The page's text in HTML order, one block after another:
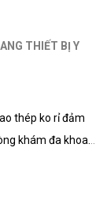
THIẾT BỊ Y
thép ko rỉ đảm
khám đa khoa.